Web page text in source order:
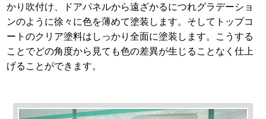
かり吹付け、ドアパネルから遠ざかるにつれグラデーショ
ンのように徐々に色を薄めて塗装します。そしてトップコ
ートのクリア塗料はしっかり全面に塗装します。こうする
ことでどの角度から見ても色の差異が生じることなく仕上
げることができます。